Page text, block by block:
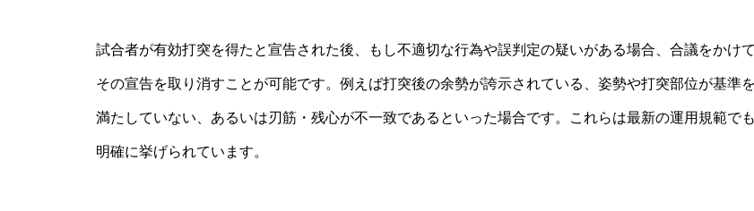
試合者が有効打突を得たと宣告された後、もし不適切な行為や誤判定の疑いがある場合、合議をかけて
その宣告を取り消すことが可能です。例えば打突後の余勢が誇示されている、姿勢や打突部位が基準を
満たしていない、あるいは刃筋・残心が不一致であるといった場合です。これらは最新の運用規範でも
明確に挙げられています。